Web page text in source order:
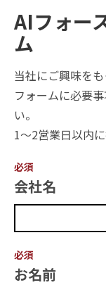
AIフォー
ム
当社にご興味を
フォームに必要
い。
1〜2営業日以内
必須
会社名
必須
お名前